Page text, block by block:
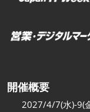
開催概要
2027/4/7(水)-9(